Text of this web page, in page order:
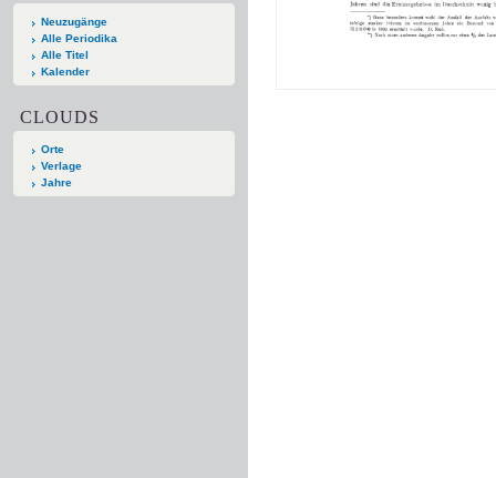
Neuzugänge
Alle Periodika
Alle Titel
Kalender
CLOUDS
Orte
Verlage
Jahre